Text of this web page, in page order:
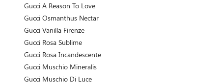
Gucci A Reason To Love
Gucci Osmanthus Nectar
Gucci Vanilla Firenze
Gucci Rosa Sublime
Gucci Rosa Incandescente
Gucci Muschio Mineralis
Gucci Muschio Di Luce